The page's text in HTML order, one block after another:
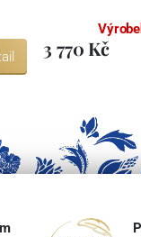
3 770 Kč